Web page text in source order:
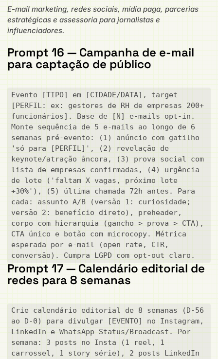
E-mail marketing, redes sociais, mídia paga, parcerias
estratégicas e assessoria para jornalistas e
influenciadores.
Prompt 16 — Campanha de e-mail
para captação de público
Evento [TIPO] em [CIDADE/DATA], target
[PERFIL: ex: gestores de RH de empresas 200+
funcionários]. Base de [N] e-mails opt-in.
Monte sequência de 5 e-mails ao longo de 6
semanas pré-evento: (1) anúncio com gatilho
'só para [PERFIL]', (2) revelação de
keynote/atração âncora, (3) prova social com
lista de empresas confirmadas, (4) urgência
de lote ('faltam X vagas, próximo lote
+30%'), (5) última chamada 72h antes. Para
cada: assunto A/B (versão 1: curiosidade;
versão 2: benefício direto), preheader,
corpo com hierarquia (gancho > prova > CTA),
CTA único e botão com microcopy. Métrica
esperada por e-mail (open rate, CTR,
conversão). Cumpra LGPD com opt-out claro.
Prompt 17 — Calendário editorial de
redes para 8 semanas
Crie calendário editorial de 8 semanas (D-56
ao D-0) para divulgar [EVENTO] no Instagram,
LinkedIn e WhatsApp Status/Broadcast. Por
semana: 3 posts no Insta (1 reel, 1
carrossel, 1 story série), 2 posts LinkedIn